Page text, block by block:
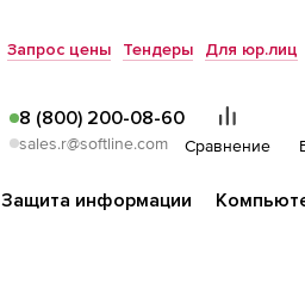
Запрос цены Тендеры Для юр.лиц
8 (800) 200-08-60
sales.r@softline.com Сравнение
Защита информации